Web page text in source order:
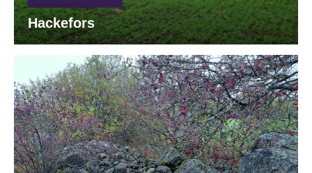
Hackefors